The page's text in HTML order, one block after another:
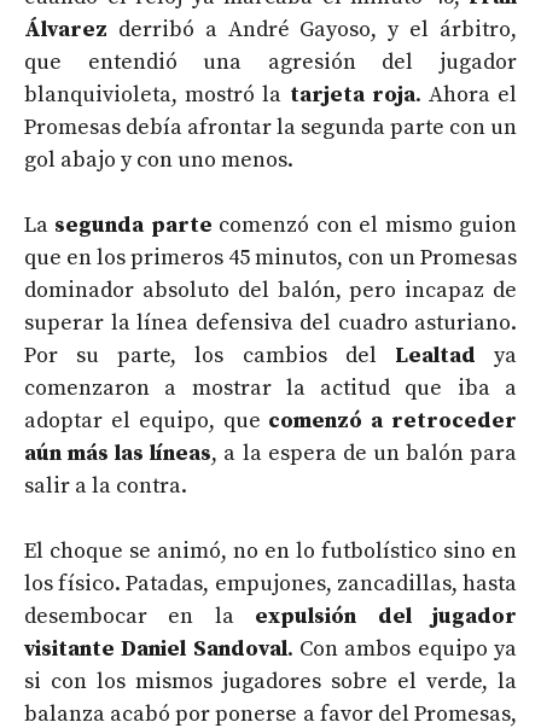
Álvarez derribó a André Gayoso, y el árbitro,
que entendió una agresión del jugador
blanquivioleta, mostró la tarjeta roja. Ahora el
Promesas debía afrontar la segunda parte con un
gol abajo y con uno menos.
La segunda parte comenzó con el mismo guion
que en los primeros 45 minutos, con un Promesas
dominador absoluto del balón, pero incapaz de
superar la línea defensiva del cuadro asturiano.
Por su parte, los cambios del Lealtad ya
comenzaron a mostrar la actitud que iba a
adoptar el equipo, que comenzó a retroceder
aún más las líneas, a la espera de un balón para
salir a la contra.
El choque se animó, no en lo futbolístico sino en
los físico. Patadas, empujones, zancadillas, hasta
desembocar en la expulsión del jugador
visitante Daniel Sandoval. Con ambos equipo ya
si con los mismos jugadores sobre el verde, la
balanza acabó por ponerse a favor del Promesas,